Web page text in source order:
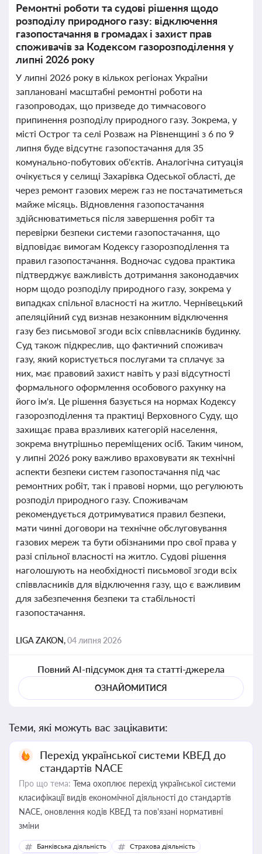
Ремонтні роботи та судові рішення щодо
розподілу природного газу: відключення
газопостачання в громадах і захист прав
споживачів за Кодексом газорозподілення у
липні 2026 року
У липні 2026 року в кількох регіонах України
заплановані масштабні ремонтні роботи на
газопроводах, що призведе до тимчасового
припинення розподілу природного газу. Зокрема, у
місті Острог та селі Розваж на Рівненщині з 6 по 9
липня буде відсутнє газопостачання для 35
комунально-побутових об'єктів. Аналогічна ситуація
очікується у селищі Захарівка Одеської області, де
через ремонт газових мереж газ не постачатиметься
майже місяць. Відновлення газопостачання
здійснюватиметься після завершення робіт та
перевірки безпеки системи газопостачання, що
відповідає вимогам Кодексу газорозподілення та
правил газопостачання. Водночас судова практика
підтверджує важливість дотримання законодавчих
норм щодо розподілу природного газу, зокрема у
випадках спільної власності на житло. Чернівецький
апеляційний суд визнав незаконним відключення
газу без письмової згоди всіх співвласників будинку.
Суд також підкреслив, що фактичний споживач
газу, який користується послугами та сплачує за
них, має правовий захист навіть у разі відсутності
формального оформлення особового рахунку на
його ім'я. Це рішення базується на нормах Кодексу
газорозподілення та практиці Верховного Суду, що
захищає права вразливих категорій населення,
зокрема внутрішньо переміщених осіб. Таким чином,
у липні 2026 року важливо враховувати як технічні
аспекти безпеки систем газопостачання під час
ремонтних робіт, так і правові норми, що регулюють
розподіл природного газу. Споживачам
рекомендується дотримуватися правил безпеки,
мати чинні договори на технічне обслуговування
газових мереж та бути обізнаними про свої права у
разі спільної власності на житло. Судові рішення
наголошують на необхідності письмової згоди всіх
співвласників для відключення газу, що є важливим
для забезпечення безпеки та стабільності
газопостачання.
LIGA ZAKON,04 липня 2026
Повний AI-підсумок дня та статті-джерела
ОЗНАЙОМИТИСЯ
Теми, які можуть вас зацікавити:
Перехід української системи КВЕД до
стандартів NACE
Про що тема: Тема охоплює перехід української системи
класифікації видів економічної діяльності до стандартів
NACE, оновлення кодів КВЕД та пов'язані нормативні
зміни
Банківська діяльність Страхова діяльність